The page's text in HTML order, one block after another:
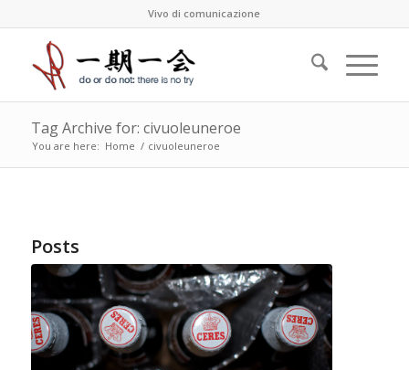
Vivo di comunicazione
Tag Archive for: civuoleuneroe
You are here: Home / civuoleuneroe
Posts